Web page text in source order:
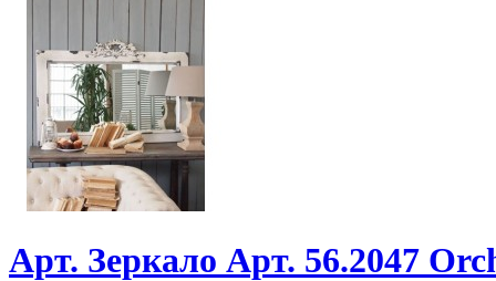
Арт. Зеркало Арт. 56.2047